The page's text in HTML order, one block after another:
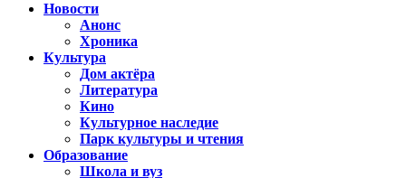
Новости
Анонс
Хроника
Культура
Дом актёра
Литература
Кино
Культурное наследие
Парк культуры и чтения
Образование
Школа и вуз